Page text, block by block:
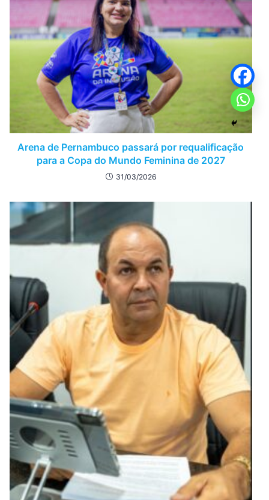
Arena de Pernambuco passará por requalificação
para a Copa do Mundo Feminina de 2027
31/03/2026